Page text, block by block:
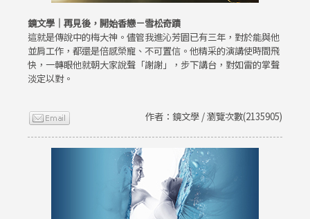
鏡文學｜再見後，開始香戀－雪松奇蹟
這就是傳說中的梅大神。儘管我進沁芳園已有三年，對於能與他
並肩工作，都還是倍感榮寵、不可置信。他精采的演講使時間飛
快，一轉眼他就朝大家說聲「謝謝」，步下講台，對如雷的掌聲
淡定以對。
作者：鏡文學 / 瀏覽次數(2135905)